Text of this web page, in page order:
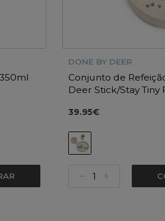
DONE BY DEER
Conjunto de
Deer Stick/Stay Tiny
39.95€